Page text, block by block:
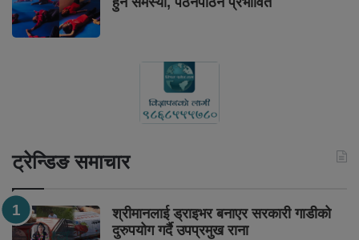
ट्रेन्डिङ समाचार
श्रीमानलाई ड्राइभर बनाएर सरकारी गाडीको
दुरुपयोग गर्दै उपप्रमुख राना